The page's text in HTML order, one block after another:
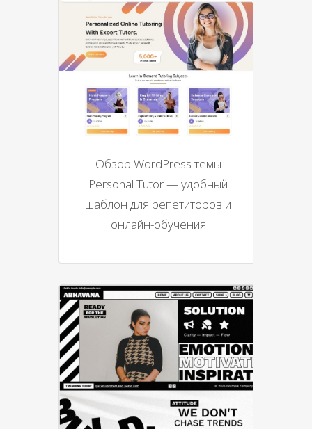
Обзор WordPress темы
Personal Tutor — удобный
шаблон для репетиторов и
онлайн-обучения